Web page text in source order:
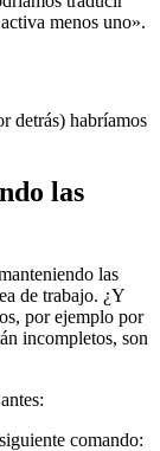
menos uno».
detrás) habríamos
las
las
de trabajo. ¿Y
por ejemplo por
incompletos, son
comando: